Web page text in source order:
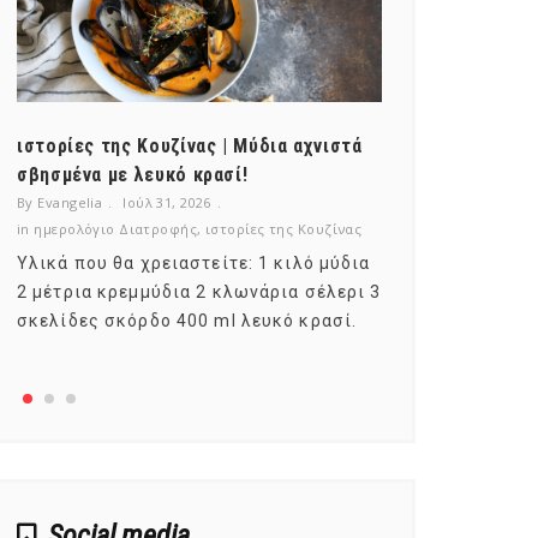
ιστορίες της Κουζίνας | Μύδια αχνιστά
σβησμένα με λευκό κρασί!
By Evangelia
Ιούλ 31, 2026
in ημερολόγιο Διατροφής, ιστορίες της Κουζίνας
Υλικά που θα χρειαστείτε: 1 κιλό μύδια
2 μέτρια κρεμμύδια 2 κλωνάρια σέλερι 3
σκελίδες σκόρδο 400 ml λευκό κρασί.